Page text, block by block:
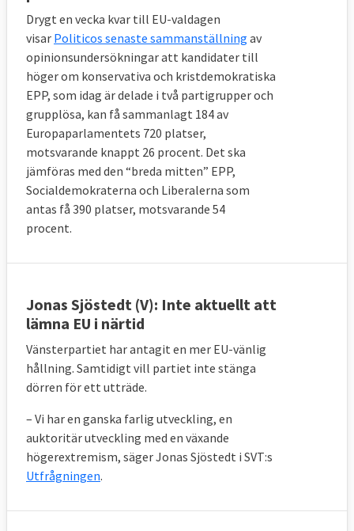
Drygt en vecka kvar till EU-valdagen
visar Politicos senaste sammanställning av
opinionsundersökningar att kandidater till
höger om konservativa och kristdemokratiska
EPP, som idag är delade i två partigrupper och
grupplösa, kan få sammanlagt 184 av
Europaparlamentets 720 platser,
motsvarande knappt 26 procent. Det ska
jämföras med den “breda mitten” EPP,
Socialdemokraterna och Liberalerna som
antas få 390 platser, motsvarande 54
procent.
Jonas Sjöstedt (V): Inte aktuellt att
lämna EU i närtid
Vänsterpartiet har antagit en mer EU-vänlig
hållning. Samtidigt vill partiet inte stänga
dörren för ett utträde.
– Vi har en ganska farlig utveckling, en
auktoritär utveckling med en växande
högerextremism, säger Jonas Sjöstedt i SVT:s
Utfrågningen.